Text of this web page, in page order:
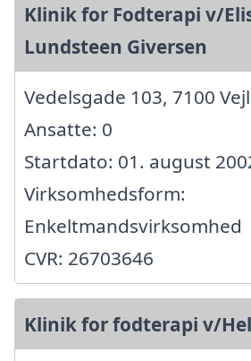
Klinik for Fodterapi v/
Lundsteen Giversen
Vedelsgade 103, 7100
Ansatte: 0
Startdato: 01. august
Virksomhedsform:
Enkeltmandsvirksomhed
CVR: 26703646
Klinik for fodterapi v/